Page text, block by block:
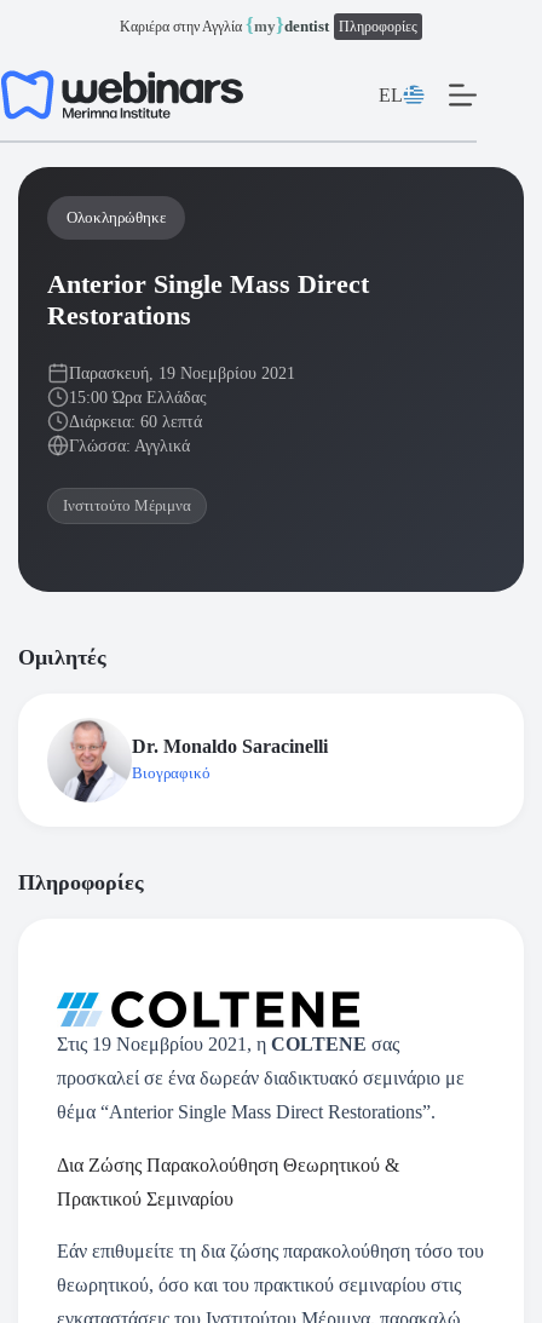
Καριέρα στην Αγγλία {my}dentist Πληροφορίες
EL
Ολοκληρώθηκε
Anterior Single Mass Direct
Restorations
Παρασκευή, 19 Νοεμβρίου 2021
15:00 Ώρα Ελλάδας
Διάρκεια: 60 λεπτά
Γλώσσα: Αγγλικά
Ινστιτούτο Μέριμνα
Ομιλητές
Dr. Monaldo Saracinelli
Βιογραφικό
Πληροφορίες
Στις 19 Νοεμβρίου 2021, η COLTENE σας
προσκαλεί σε ένα δωρεάν διαδικτυακό σεμινάριο με
θέμα “Anterior Single Mass Direct Restorations”.
Δια Ζώσης Παρακολούθηση Θεωρητικού &
Πρακτικού Σεμιναρίου
Εάν επιθυμείτε τη δια ζώσης παρακολούθηση τόσο του
θεωρητικού, όσο και του πρακτικού σεμιναρίου στις
εγκαταστάσεις του Ινστιτούτου Μέριμνα, παρακαλώ